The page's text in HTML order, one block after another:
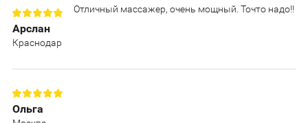
Арслан
Краснодар
Отличный массажер, очень мощный. Точто надо!!
Ольга